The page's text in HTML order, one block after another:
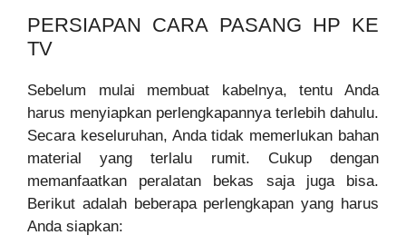
PERSIAPAN CARA PASANG HP KE
TV
Sebelum mulai membuat kabelnya, tentu Anda
harus menyiapkan perlengkapannya terlebih dahulu.
Secara keseluruhan, Anda tidak memerlukan bahan
material yang terlalu rumit. Cukup dengan
memanfaatkan peralatan bekas saja juga bisa.
Berikut adalah beberapa perlengkapan yang harus
Anda siapkan: